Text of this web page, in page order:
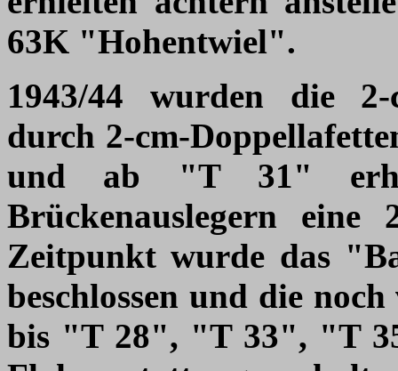
63K "Hohentwiel".
1943/44 wurden die 2-
durch 2-cm-
und ab "T 31"
Brückenauslegern eine
Zeitpunkt wurde das
beschlossen und die
bis "T 28", "T 33", "T